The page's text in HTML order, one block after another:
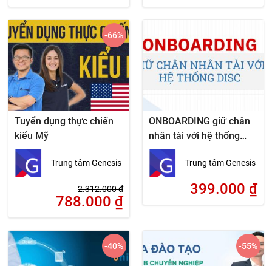
Tuyển dụng thực chiến
kiểu Mỹ
Trung tâm Genesis
2.312.000₫
788.000 ₫
-66%
ONBOARDING giữ chân
nhân tài với hệ thống
DISC
Trung tâm Genesis
399.000 ₫
-40% -55%